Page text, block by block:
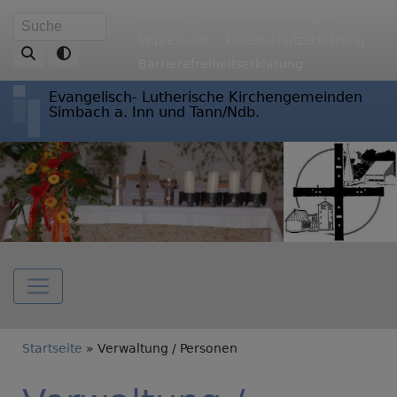
zum
Inhalt
Suche
Evangelisch- Lutherische Kirchengemeinden
Simbach a. Inn und Tann/Ndb.
Hauptnavigation
Breadcrumb
Startseite Verwaltung / Personen